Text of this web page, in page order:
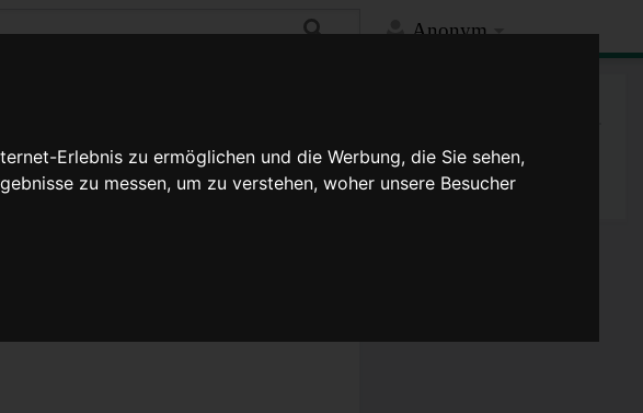
Erlebnis zu ermöglichen und die Werbung, die Sie sehen,
zu messen, um zu verstehen, woher unsere Besucher
Anonym
Spezialseite
Druckversion